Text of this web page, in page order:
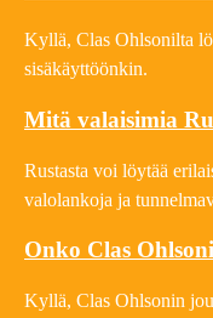
Kyllä, Clas Ohlsonilta
sisäkäyttöönkin.
Mitä valaisimia
Rustasta voi löytää
valolankoja ja
Onko Clas
Kyllä, Clas Ohlsonin